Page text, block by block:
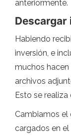
anteriormente.
Descargar
Habiendo
inversión, e
muchos hacen
archivos
Esto se realiza
Cambiamos el
cargados en